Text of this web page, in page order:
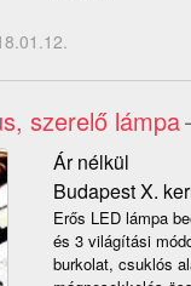
szerelő lámpa
Ár nélkül
Budapest X.
Erős LED lámpa
és 3 világítási
burkolat, csuklós